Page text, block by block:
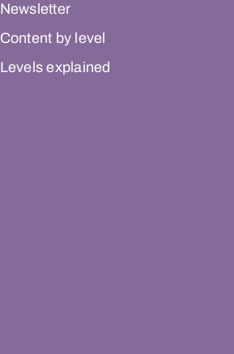
Newsletter
Content by level
Levels explained